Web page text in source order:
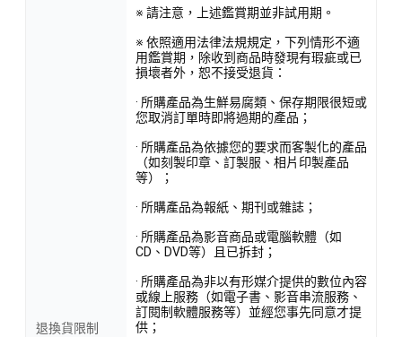
退換貨限制
※ 請注意，上述鑑賞期並非試用期。
※ 依照適用法律法規規定，下列情形不適
用鑑賞期，除收到商品時發現有瑕疵或已
損壞者外，恕不接受退貨：
· 所購產品為生鮮易腐類、保存期限很短或
您取消訂單時即將過期的產品；
· 所購產品為依據您的要求而客製化的產品
（如刻製印章、訂製服、相片印製產品
等）；
· 所購產品為報紙、期刊或雜誌；
· 所購產品為影音商品或電腦軟體（如
CD、DVD等）且已拆封；
· 所購產品為非以有形媒介提供的數位內容
或線上服務（如電子書、影音串流服務、
訂閱制軟體服務等）並經您事先同意才提
供；